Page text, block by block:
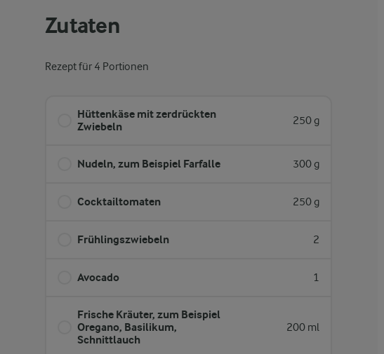
Zutaten
Rezept für 4 Portionen
Hüttenkäse mit zerdrückten
Zwiebeln
250 g
Nudeln, zum Beispiel Farfalle 300 g
Cocktailtomaten 250 g
Frühlingszwiebeln 2
Avocado 1
Frische Kräuter, zum Beispiel
Oregano, Basilikum,
Schnittlauch
200 ml